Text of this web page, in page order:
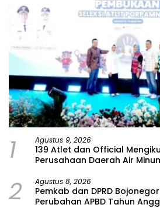
1 Agustus 9, 2026
139 Atlet dan Official
Perusahaan Daerah Air
2 Agustus 8, 2026
Pemkab dan DPRD
Perubahan APBD Tahun